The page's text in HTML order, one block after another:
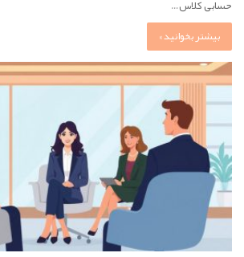
حسابی کلاس…
بیشتر بخوانید »